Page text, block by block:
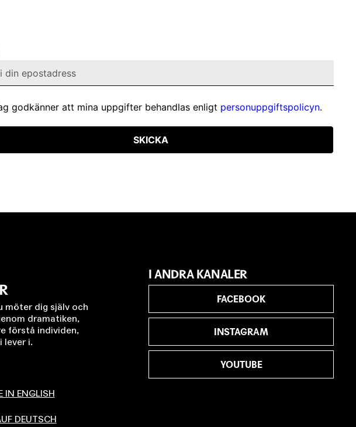
godkänner att mina uppgifter behandlas enligt personuppgiftspolicyn.
SKICKA
möter dig själv och
dramatiken,
förstå individen,
lever i.
IN ENGLISH
DEUTSCH
I ANDRA KANALER
FACEBOOK
INSTAGRAM
YOUTUBE